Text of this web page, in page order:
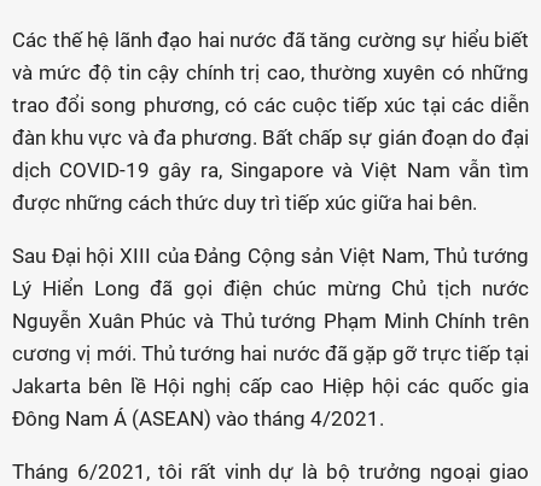
Các thế hệ lãnh đạo hai nước đã tăng cường sự hiểu biết
và mức độ tin cậy chính trị cao, thường xuyên có những
trao đổi song phương, có các cuộc tiếp xúc tại các diễn
đàn khu vực và đa phương. Bất chấp sự gián đoạn do đại
dịch COVID-19 gây ra, Singapore và Việt Nam vẫn tìm
được những cách thức duy trì tiếp xúc giữa hai bên.
Sau Đại hội XIII của Đảng Cộng sản Việt Nam, Thủ tướng
Lý Hiển Long đã gọi điện chúc mừng Chủ tịch nước
Nguyễn Xuân Phúc và Thủ tướng Phạm Minh Chính trên
cương vị mới. Thủ tướng hai nước đã gặp gỡ trực tiếp tại
Jakarta bên lề Hội nghị cấp cao Hiệp hội các quốc gia
Đông Nam Á (ASEAN) vào tháng 4/2021.
Tháng 6/2021, tôi rất vinh dự là bộ trưởng ngoại giao